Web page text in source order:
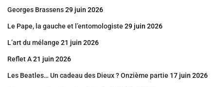
Georges Brassens29 juin 2026
Le Pape, la gauche et l’entomologiste 29 juin 2026
L’art du mélange 21 juin 2026
Reflet A21 juin 2026
Les Beatles… Un cadeau des Dieux ? Onzième partie 17 juin 2026